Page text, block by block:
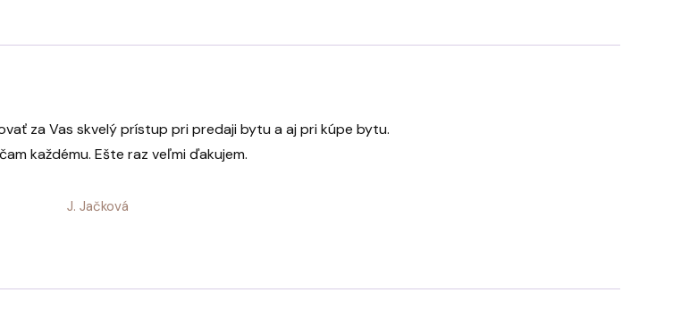
za Vas skvelý prístup pri predaji bytu a aj pri kúpe bytu.
každému. Ešte raz veľmi ďakujem.
J. Jačková